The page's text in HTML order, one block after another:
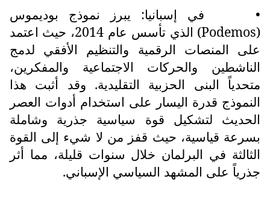
•
في إسبانيا: يبرز نموذج بوديموس
(
Podemos
) الذي تأسس عام 2014، حيث اعتمد
على المنصات الرقمية والتنظيم الأفقي لدمج
الناشطين والحركات الاجتماعية والمفكرين،
متحدياً البنى الحزبية التقليدية. وقد أثبت هذا
النموذج قدرة اليسار على استخدام أدوات العصر
الحديث لتشكيل قوة سياسية جذرية وشاملة
بسرعة قياسية، حيث قفز من لا شيء إلى القوة
الثالثة في البرلمان خلال سنوات قليلة، مما أثر
جذرياً على المشهد السياسي الإسباني.